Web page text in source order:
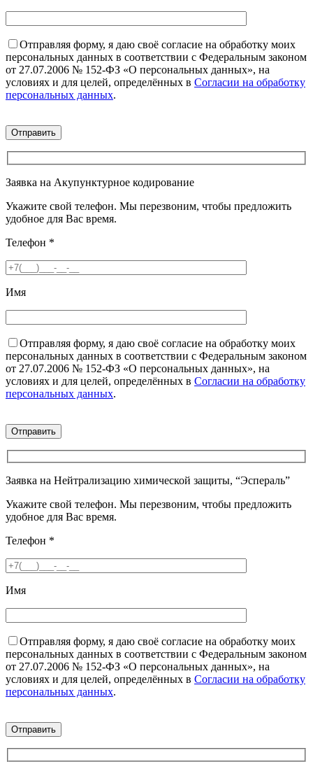
Отправляя форму, я даю своё согласие на обработку моих
персональных данных в соответствии с Федеральным законом
от 27.07.2006 № 152-ФЗ «О персональных данных», на
условиях и для целей, определённых в Согласии на обработку
персональных данных.
Заявка на Акупунктурное кодирование
Укажите свой телефон. Мы перезвоним, чтобы предложить
удобное для Вас время.
Телефон *
Имя
Отправляя форму, я даю своё согласие на обработку моих
персональных данных в соответствии с Федеральным законом
от 27.07.2006 № 152-ФЗ «О персональных данных», на
условиях и для целей, определённых в Согласии на обработку
персональных данных.
Заявка на Нейтрализацию химической защиты, “Эспераль”
Укажите свой телефон. Мы перезвоним, чтобы предложить
удобное для Вас время.
Телефон *
Имя
Отправляя форму, я даю своё согласие на обработку моих
персональных данных в соответствии с Федеральным законом
от 27.07.2006 № 152-ФЗ «О персональных данных», на
условиях и для целей, определённых в Согласии на обработку
персональных данных.